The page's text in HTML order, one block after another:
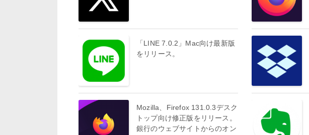
「LINE 7.0.2」Mac向け最新版
をリリース。
Mozilla、Firefox 131.0.3デスク
トップ向け修正版をリリース。
銀行のウェブサイトからのオン